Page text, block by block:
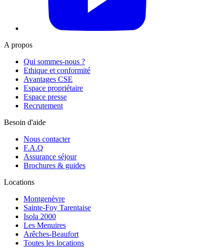
A propos
Qui sommes-nous ?
Ethique et conformité
Avantages CSE
Espace propriétaire
Espace presse
Recrutement
Besoin d'aide
Nous contacter
F.A.Q
Assurance séjour
Brochures & guides
Locations
Montgenèvre
Sainte-Foy Tarentaise
Isola 2000
Les Menuires
Arêches-Beaufort
Toutes les locations